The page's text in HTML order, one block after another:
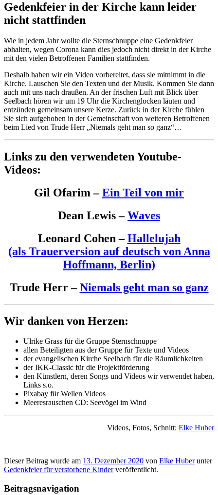
Gedenkfeier in der Kirche kann leider
nicht stattfinden
Wie in jedem Jahr wollte die Sternschnuppe eine Gedenkfeier
abhalten, wegen Corona kann dies jedoch nicht direkt in der Kirche
mit den vielen Betroffenen Familien stattfinden.
Deshalb haben wir ein Video vorbereitet, dass sie mitnimmt in die
Kirche. Lauschen Sie den Texten und der Musik. Kommen Sie dann
auch mit uns nach draußen. An der frischen Luft mit Blick über
Seelbach hören wir um 19 Uhr die Kirchenglocken läuten und
entzünden gemeinsam unsere Kerze. Zurück in der Kirche fühlen
Sie sich aufgehoben in der Gemeinschaft von weiteren Betroffenen
beim Lied von Trude Herr „Niemals geht man so ganz“…
Links zu den verwendeten Youtube-
Videos:
Gil Ofarim –Ein Teil von mir
Dean Lewis –Waves
Leonard Cohen –Hallelujah
(als Trauerversion auf deutsch von Anna
Hoffmann, Berlin)
Trude Herr –Niemals geht man so ganz
Wir danken von Herzen:
Ulrike Grass für die Gruppe Sternschnuppe
allen Beteiligten aus der Gruppe für Texte und Videos
der evangelischen Kirche Seelbach für die Räumlichkeiten
der IKK-Classic für die Projektförderung
den Künstlern, deren Songs und Videos wir verwendet haben,
Links s.o.
Pixabay für Wellen Videos
Meeresrauschen CD: Seevögel im Wind
Videos, Fotos, Schnitt: Elke Huber
Dieser Beitrag wurde am 13. Dezember 2020 von Elke Huberunter
Gedenkfeier für verstorbene Kinderveröffentlicht.
Beitragsnavigation